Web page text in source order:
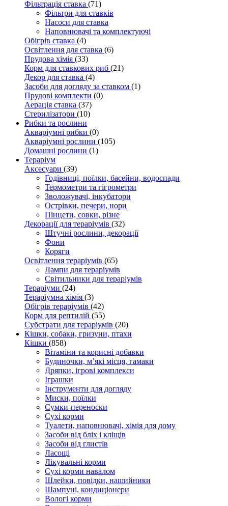
Фільтрація ставка (71)
Фільтри для ставків
Насоси для ставка
Наповнювачі та комплектуючі
Обігрів ставка (4)
Освітлення для ставка (6)
Прудова хімія (33)
Корм для ставкових риб (21)
Декор для ставка (4)
Засоби для догляду за ставком (1)
Прудові комплекти (0)
Аерація ставка (37)
Стерилізатори (10)
Рибки та рослини
Акваріумні рибки (0)
Акваріумні рослини (105)
Домашні рослини (1)
Тераріум
Аксесуари (39)
Годівниці, поїлки, басейни, водоспади
Термометри та гігрометри
Зволожувачі, інкубатори
Острівки, печери, нори
Пінцети, совки, різне
Декорації для тераріумів (32)
Штучні рослини, декорації
Фони
Коряги
Освітлення тераріумів (65)
Лампи для тераріумів
Світильники для тераріумів
Тераріуми (24)
Тераріумна хімія (3)
Обігрів тераріумів (42)
Корм для рептилій (55)
Субстрати для тераріумів (20)
Кішки, собаки, гризуни, птахи
Кішки (858)
Вітаміни та корисні добавки
Будиночки, м’які місця, гамаки
Дряпки, ігрові комплекси
Іграшки
Інструменти для догляду
Миски, поїлки
Сумки-переноски
Сухі корми
Туалети, наповнювачі, хімія для дому
Засоби від бліх і кліщів
Засоби від глистів
Ласощі
Лікувальні корми
Сухі корми навалом
Шлейки, повідки, нашийники
Шампуні, кондиціонери
Вологі корми